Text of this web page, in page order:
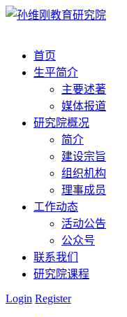
首页
生平简介
主要述著
媒体报道
研究院概况
简介
建设宗旨
组织机构
理事成员
工作动态
活动公告
公众号
联系我们
研究院课程
Login Register